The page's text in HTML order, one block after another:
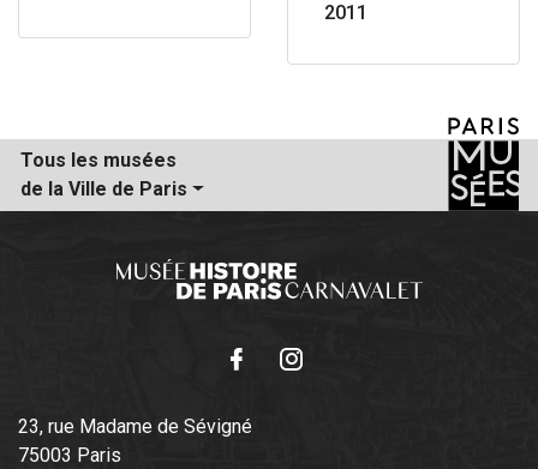
2011
Tous les musées
de la Ville de Paris
23, rue Madame de Sévigné
75003 Paris